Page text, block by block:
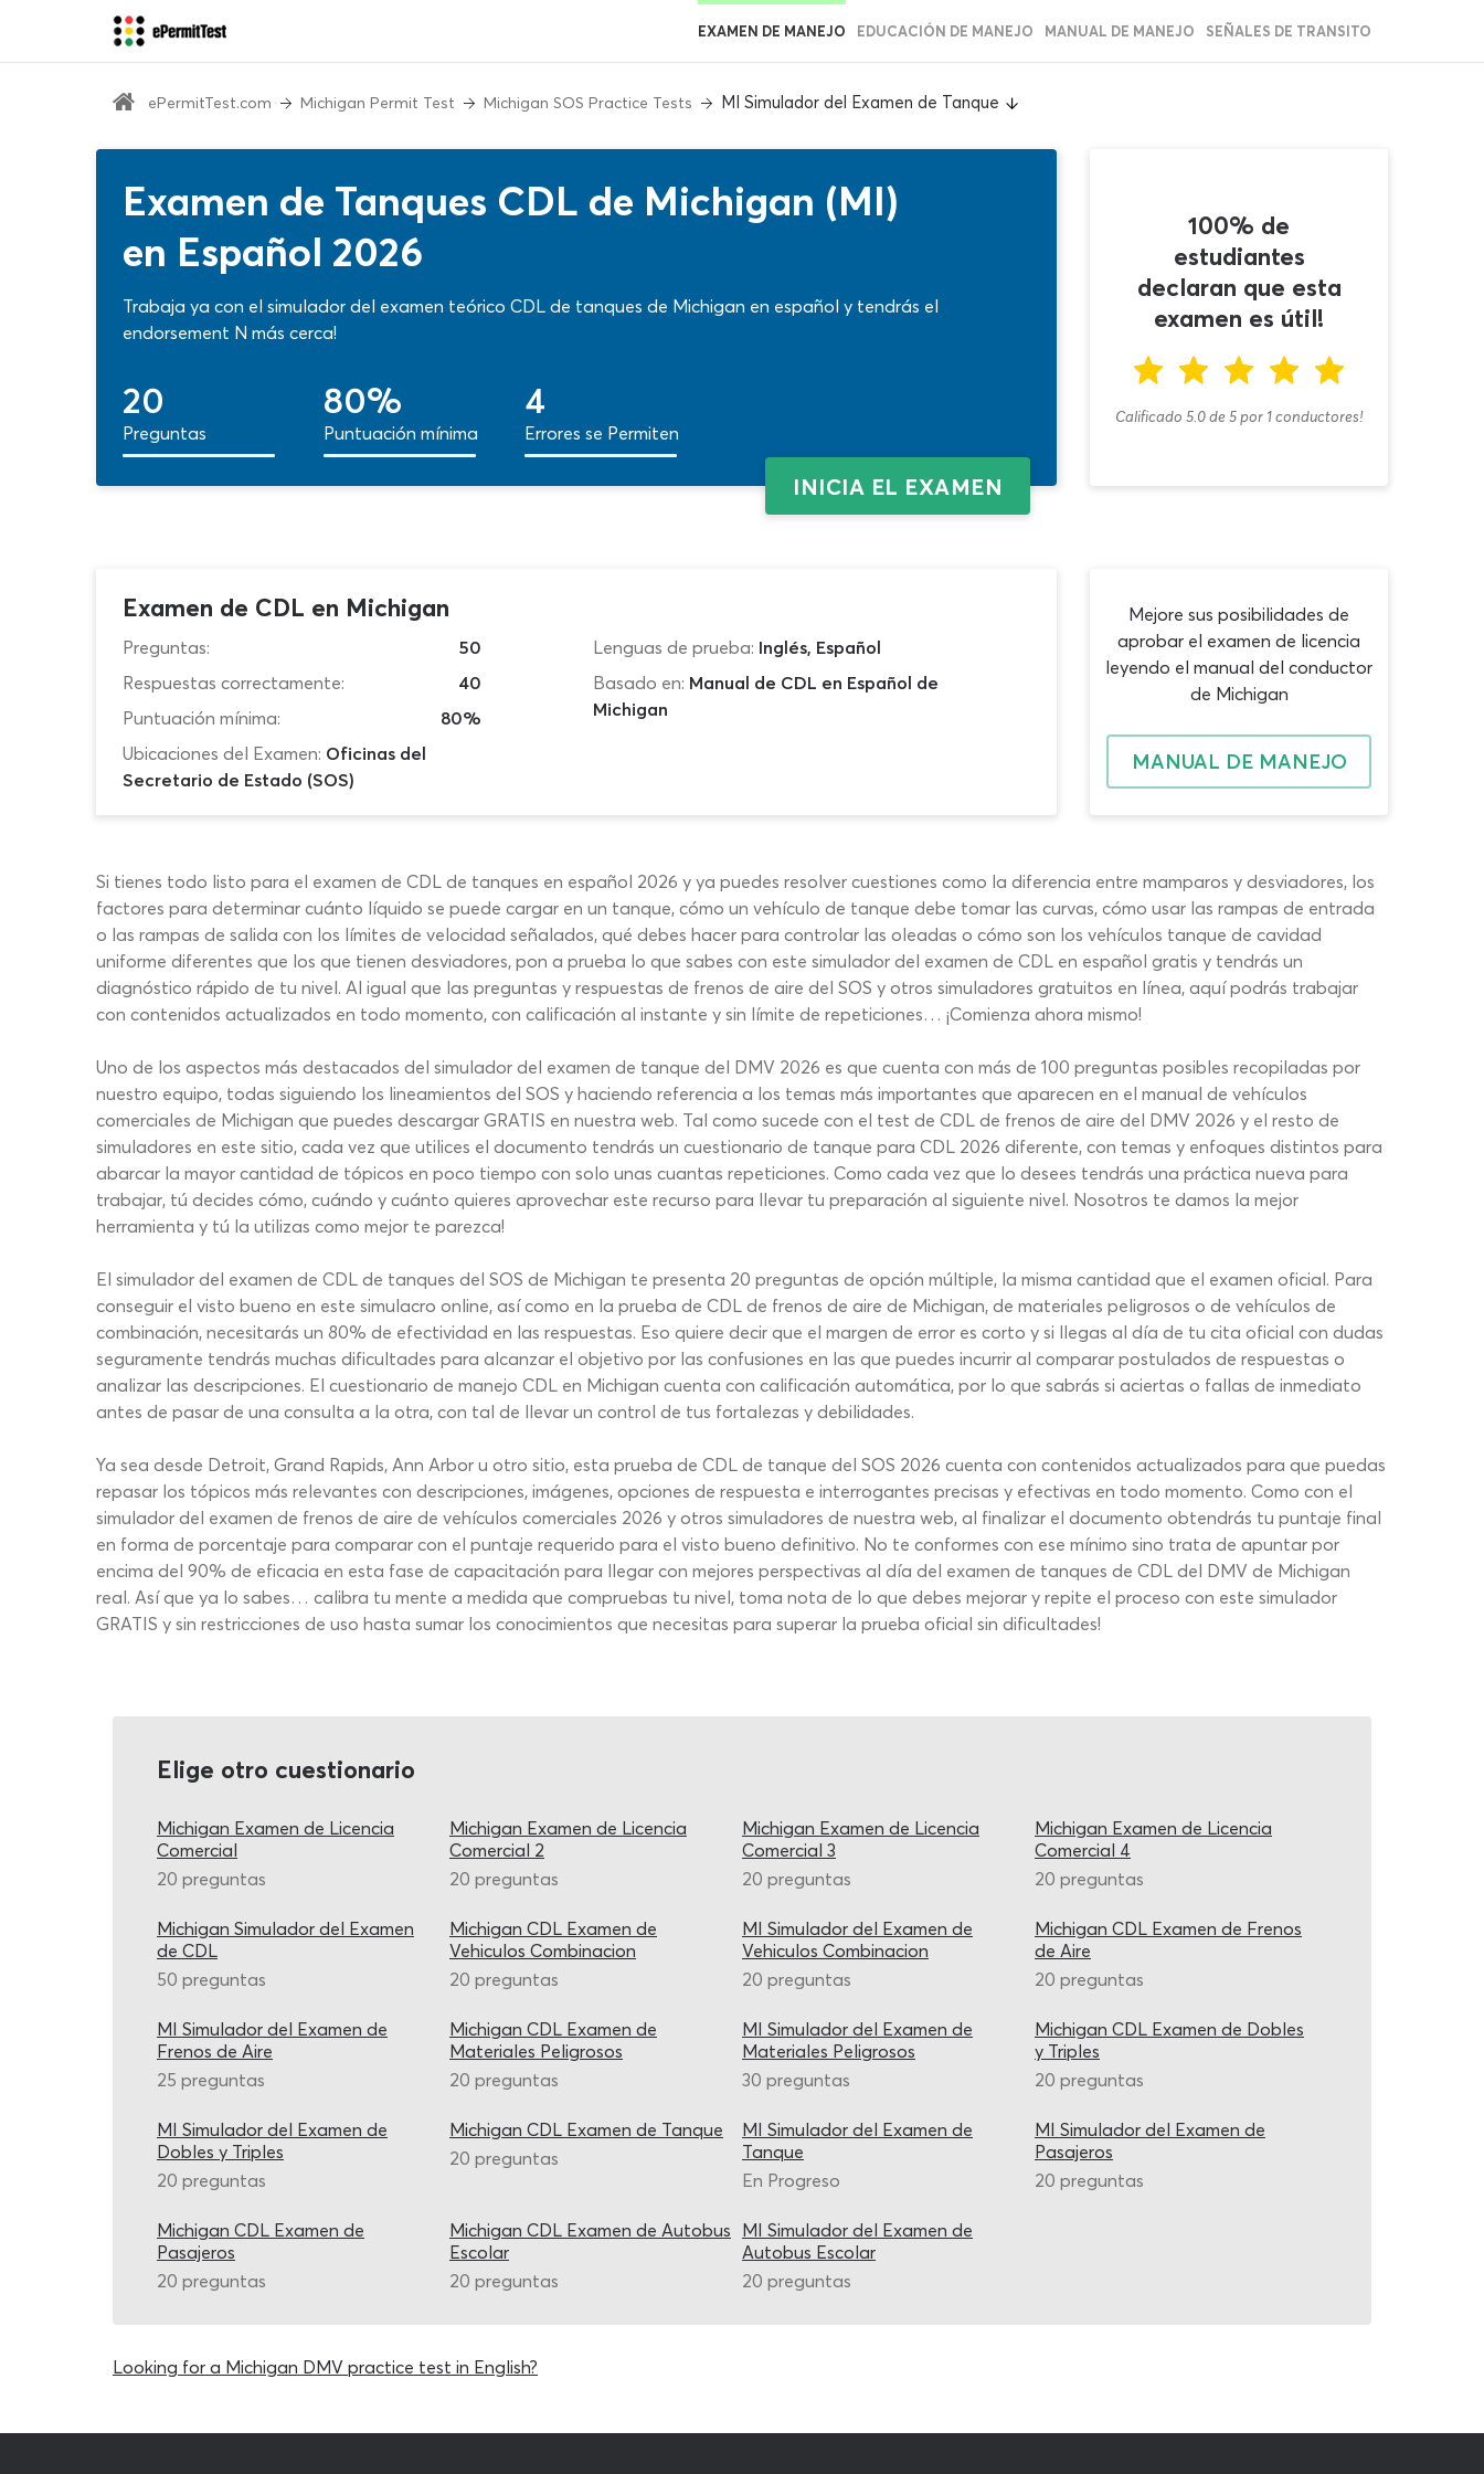
EXAMEN DE MANEJO EDUCACIÓN DE MANEJO MANUAL DE MANEJO SEÑALES DE TRANSITO
ePermitTest.com Michigan Permit Test Michigan SOS Practice Tests MI Simulador del Examen de Tanque
Examen de Tanques CDL de Michigan (MI)
en Español 2026
Trabaja ya con el simulador del examen teórico CDL de tanques de Michigan en español y tendrás el
endorsement N más cerca!
20
Preguntas
80%
Puntuación mínima
4
Errores se Permiten
INICIA EL EXAMEN
100% de
estudiantes
declaran que esta
examen es útil!
Calificado 5.0de5 por 1conductores!
Examen de CDL en Michigan
Preguntas:
50
Respuestas correctamente:
40
Puntuación mínima:
80%
Ubicaciones del Examen: Oficinas del
Secretario de Estado (SOS)
Lenguas de prueba: Inglés, Español
Basado en: Manual de CDL en Español de
Michigan
Mejore sus posibilidades de
aprobar el examen de licencia
leyendo el manual del conductor
de Michigan
MANUAL DE MANEJO
Si tienes todo listo para el examen de CDL de tanques en español 2026 y ya puedes resolver cuestiones como la diferencia entre mamparos y desviadores, los
factores para determinar cuánto líquido se puede cargar en un tanque, cómo un vehículo de tanque debe tomar las curvas, cómo usar las rampas de entrada
o las rampas de salida con los límites de velocidad señalados, qué debes hacer para controlar las oleadas o cómo son los vehículos tanque de cavidad
uniforme diferentes que los que tienen desviadores, pon a prueba lo que sabes con este simulador del examen de CDL en español gratis y tendrás un
diagnóstico rápido de tu nivel. Al igual que las preguntas y respuestas de frenos de aire del SOS y otros simuladores gratuitos en línea, aquí podrás trabajar
con contenidos actualizados en todo momento, con calificación al instante y sin límite de repeticiones… ¡Comienza ahora mismo!
Uno de los aspectos más destacados del simulador del examen de tanque del DMV 2026 es que cuenta con más de 100 preguntas posibles recopiladas por
nuestro equipo, todas siguiendo los lineamientos del SOS y haciendo referencia a los temas más importantes que aparecen en el manual de vehículos
comerciales de Michigan que puedes descargar GRATIS en nuestra web. Tal como sucede con el test de CDL de frenos de aire del DMV 2026 y el resto de
simuladores en este sitio, cada vez que utilices el documento tendrás un cuestionario de tanque para CDL 2026 diferente, con temas y enfoques distintos para
abarcar la mayor cantidad de tópicos en poco tiempo con solo unas cuantas repeticiones. Como cada vez que lo desees tendrás una práctica nueva para
trabajar, tú decides cómo, cuándo y cuánto quieres aprovechar este recurso para llevar tu preparación al siguiente nivel. Nosotros te damos la mejor
herramienta y tú la utilizas como mejor te parezca!
El simulador del examen de CDL de tanques del SOS de Michigan te presenta 20 preguntas de opción múltiple, la misma cantidad que el examen oficial. Para
conseguir el visto bueno en este simulacro online, así como en la prueba de CDL de frenos de aire de Michigan, de materiales peligrosos o de vehículos de
combinación, necesitarás un 80% de efectividad en las respuestas. Eso quiere decir que el margen de error es corto y si llegas al día de tu cita oficial con dudas
seguramente tendrás muchas dificultades para alcanzar el objetivo por las confusiones en las que puedes incurrir al comparar postulados de respuestas o
analizar las descripciones. El cuestionario de manejo CDL en Michigan cuenta con calificación automática, por lo que sabrás si aciertas o fallas de inmediato
antes de pasar de una consulta a la otra, con tal de llevar un control de tus fortalezas y debilidades.
Ya sea desde Detroit, Grand Rapids, Ann Arbor u otro sitio, esta prueba de CDL de tanque del SOS 2026 cuenta con contenidos actualizados para que puedas
repasar los tópicos más relevantes con descripciones, imágenes, opciones de respuesta e interrogantes precisas y efectivas en todo momento. Como con el
simulador del examen de frenos de aire de vehículos comerciales 2026 y otros simuladores de nuestra web, al finalizar el documento obtendrás tu puntaje final
en forma de porcentaje para comparar con el puntaje requerido para el visto bueno definitivo. No te conformes con ese mínimo sino trata de apuntar por
encima del 90% de eficacia en esta fase de capacitación para llegar con mejores perspectivas al día del examen de tanques de CDL del DMV de Michigan
real. Así que ya lo sabes… calibra tu mente a medida que compruebas tu nivel, toma nota de lo que debes mejorar y repite el proceso con este simulador
GRATIS y sin restricciones de uso hasta sumar los conocimientos que necesitas para superar la prueba oficial sin dificultades!
Elige otro cuestionario
Michigan Examen de Licencia
Comercial
20 preguntas
Michigan Examen de Licencia
Comercial 2
20 preguntas
Michigan Examen de Licencia
Comercial 3
20 preguntas
Michigan Examen de Licencia
Comercial 4
20 preguntas
Michigan Simulador del Examen
de CDL
50 preguntas
Michigan CDL Examen de
Vehiculos Combinacion
20 preguntas
MI Simulador del Examen de
Vehiculos Combinacion
20 preguntas
Michigan CDL Examen de Frenos
de Aire
20 preguntas
MI Simulador del Examen de
Frenos de Aire
25 preguntas
Michigan CDL Examen de
Materiales Peligrosos
20 preguntas
MI Simulador del Examen de
Materiales Peligrosos
30 preguntas
Michigan CDL Examen de Dobles
y Triples
20 preguntas
MI Simulador del Examen de
Dobles y Triples
20 preguntas
Michigan CDL Examen de Tanque
20 preguntas
MI Simulador del Examen de
Tanque
En Progreso
MI Simulador del Examen de
Pasajeros
20 preguntas
Michigan CDL Examen de
Pasajeros
20 preguntas
Michigan CDL Examen de Autobus
Escolar
20 preguntas
MI Simulador del Examen de
Autobus Escolar
20 preguntas
Looking for a Michigan DMV practice test in English?